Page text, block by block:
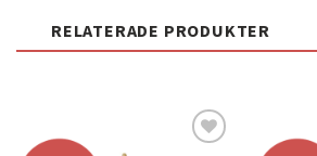
RELATERADE PRODUKTER